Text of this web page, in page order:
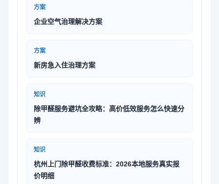
方案
企业空气治理解决方案
方案
新房急入住治理方案
知识
除甲醛服务避坑全攻略：高价低效服务怎么快速分
辨
知识
杭州上门除甲醛收费标准：2026本地服务真实报
价明细